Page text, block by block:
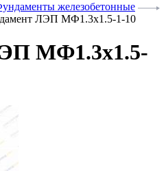
железобетонные
ЛЭП МФ1.3х1.5-1-10
МФ1.3х1.5-